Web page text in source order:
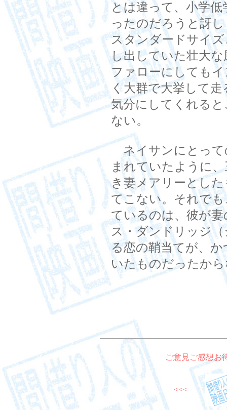
とは違って、小学
ったのだろうと訝
スタンダードサイ
し出していた壮大
ファローにしても
く大群で大挙して
気分にしてくれる
ない。
ネイサンにとって
まれていたように
き妻メアリーとし
てこない。それで
ているのは、彼が
ス・ダンドリッジ
る恋の鞘当てが、
いたものだったか
ご意見ご感想お
<<<